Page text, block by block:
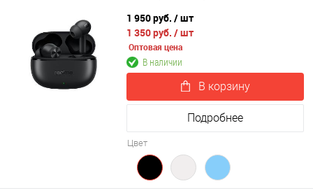
1 950 руб. / шт
1 350 руб. / шт
Оптовая цена
В наличии
В корзину
Подробнее
Цвет